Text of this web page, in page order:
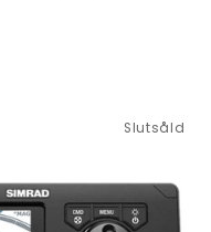
Slutsåld